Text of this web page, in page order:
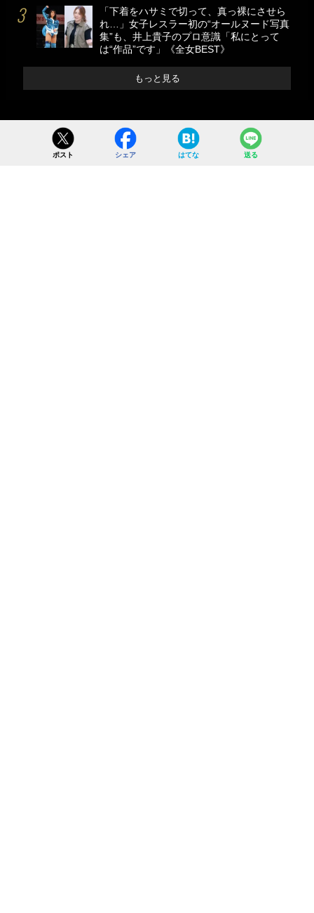
「下着をハサミで切って、真っ裸にさせら
れ…」女子レスラー初の“オールヌード写真
集”も、井上貴子のプロ意識「私にとって
は“作品”です」《全女BEST》
もっと見る
ポスト シェア はてな 送る